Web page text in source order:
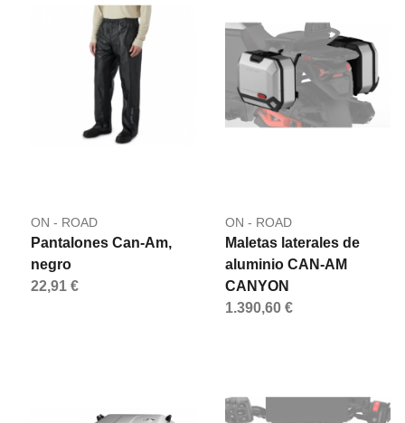
ON - ROAD
Pantalones Can-Am,
negro
22,91 €
ON - ROAD
Maletas laterales de
aluminio CAN-AM
CANYON
1.390,60 €